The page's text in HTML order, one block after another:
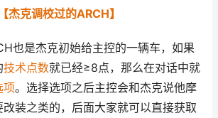
【杰克调校过的ARCH】
也是杰克初始给主控的一辆车，如果
技术点数就已经≥8点，那么在对话中就
项。选择选项之后主控会和杰克说他摩
装之类的，后面大家就可以直接获取